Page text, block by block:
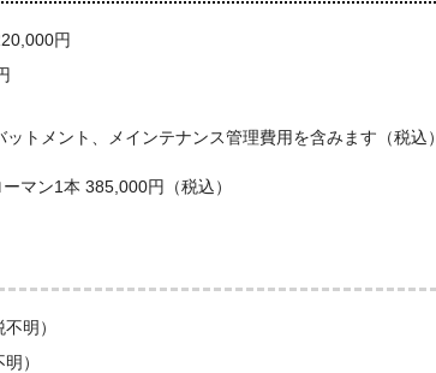
円
トメント、メインテナンス管理費用を含みます（税込）
マン1本 385,000円（税込）
明）
）